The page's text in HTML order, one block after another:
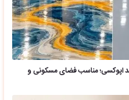
اپوکسی؛ مناسب فضای مسکونی و